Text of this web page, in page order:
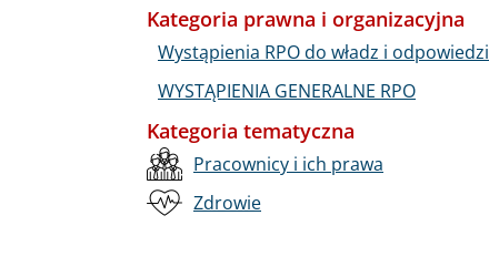
Kategoria prawna i organizacyjna
Wystąpienia RPO do władz i odpowiedzi
WYSTĄPIENIA GENERALNE RPO
Kategoria tematyczna
Pracownicy i ich prawa
Zdrowie